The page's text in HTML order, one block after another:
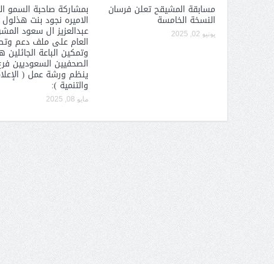
مسابقة المشيقح تعلن فرسان
النسخة الخامسة
يونيو 02, 2025
بمشاركة صاحبة السمو
الاميره نجود بنت
عبدالعزيز ال سعود
العام على ملف دعم
وتمكين الباعة الجائلين
الصحفيين السعوديين
ينظم ورشة عمل (
والتنمية ):
مايو 08, 2025